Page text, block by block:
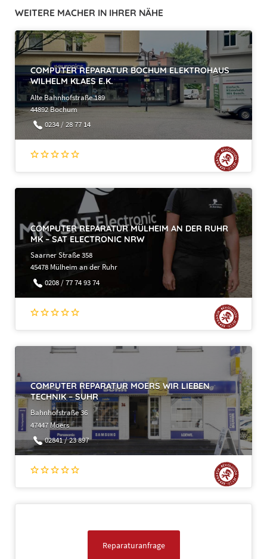
WEITERE MACHER IN IHRER NÄHE
COMPUTER REPARATUR BOCHUM ELEKTROHAUS
WILHELM KLAES E.K.
Alte Bahnhofstraße 189
44892 Bochum
0234 / 28 77 14
COMPUTER REPARATUR MÜLHEIM AN DER RUHR
MK – SAT ELECTRONIC NRW
Saarner Straße 358
45478 Mülheim an der Ruhr
0208 / 77 74 93 74
COMPUTER REPARATUR MOERS WIR LIEBEN
TECHNIK – SUHR
Bahnhofstraße 36
47447 Moers
02841 / 23 897
Reparaturanfrage